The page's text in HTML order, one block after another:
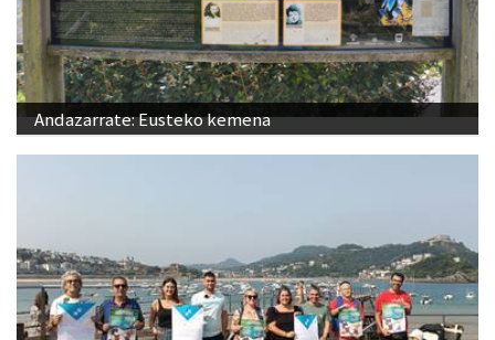
Andazarrate: Eusteko kemena